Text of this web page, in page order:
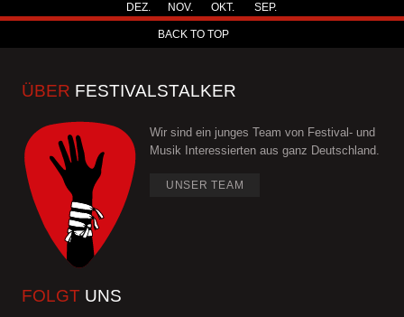
DEZ. NOV. OKT. SEP.
BACK TO TOP
ÜBER FESTIVALSTALKER
Wir sind ein junges Team von Festival- und
Musik Interessierten aus ganz Deutschland.
UNSER TEAM
FOLGT UNS